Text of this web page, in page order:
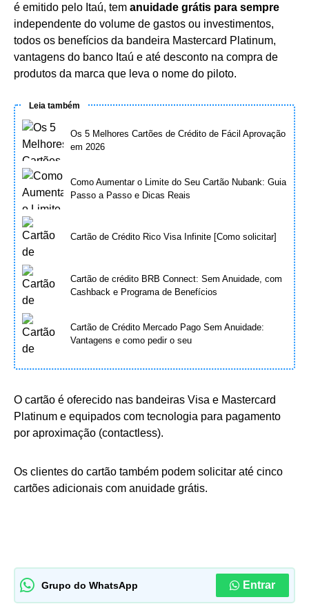
é emitido pelo Itaú, tem anuidade grátis para sempre
independente do volume de gastos ou investimentos,
todos os benefícios da bandeira Mastercard Platinum,
vantagens do banco Itaú e até desconto na compra de
produtos da marca que leva o nome do piloto.
Leia também
Os 5 Melhores Cartões de Crédito de Fácil Aprovação
em 2026
Como Aumentar o Limite do Seu Cartão Nubank: Guia
Passo a Passo e Dicas Reais
Cartão de Crédito Rico Visa Infinite [Como solicitar]
Cartão de crédito BRB Connect: Sem Anuidade, com
Cashback e Programa de Benefícios
Cartão de Crédito Mercado Pago Sem Anuidade:
Vantagens e como pedir o seu
O cartão é oferecido nas bandeiras Visa e Mastercard
Platinum e equipados com tecnologia para pagamento
por aproximação (contactless).
Os clientes do cartão também podem solicitar até cinco
cartões adicionais com anuidade grátis.
Grupo do WhatsApp Entrar